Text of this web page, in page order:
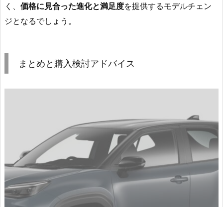
く、 価格に見合った進化と満足度を提供するモデルチェン
ジとなるでしょう。
まとめと購入検討アドバイス